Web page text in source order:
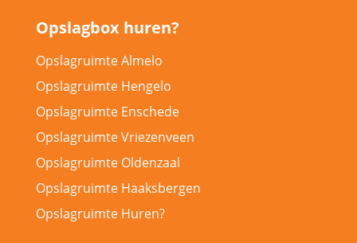
Opslagbox huren?
Opslagruimte Almelo
Opslagruimte Hengelo
Opslagruimte Enschede
Opslagruimte Vriezenveen
Opslagruimte Oldenzaal
Opslagruimte Haaksbergen
Opslagruimte Huren?